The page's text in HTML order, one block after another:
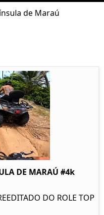
de Maraú
DE MARAÚ #4k
DO ROLE TOP